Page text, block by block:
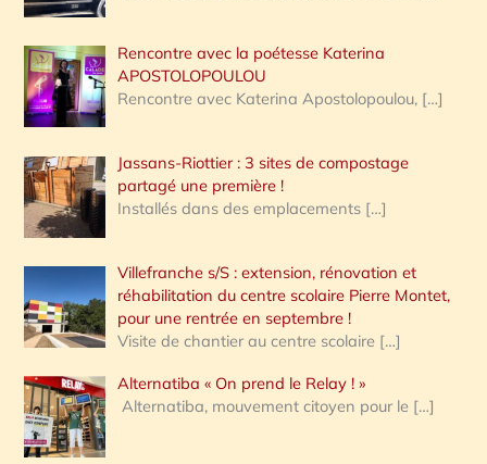
Rencontre avec la poétesse Katerina
APOSTOLOPOULOU
Rencontre avec Katerina Apostolopoulou, […]
Jassans-Riottier : 3 sites de compostage
partagé une première !
Installés dans des emplacements […]
Villefranche s/S : extension, rénovation et
réhabilitation du centre scolaire Pierre Montet,
pour une rentrée en septembre !
Visite de chantier au centre scolaire […]
Alternatiba « On prend le Relay ! »
Alternatiba, mouvement citoyen pour le […]